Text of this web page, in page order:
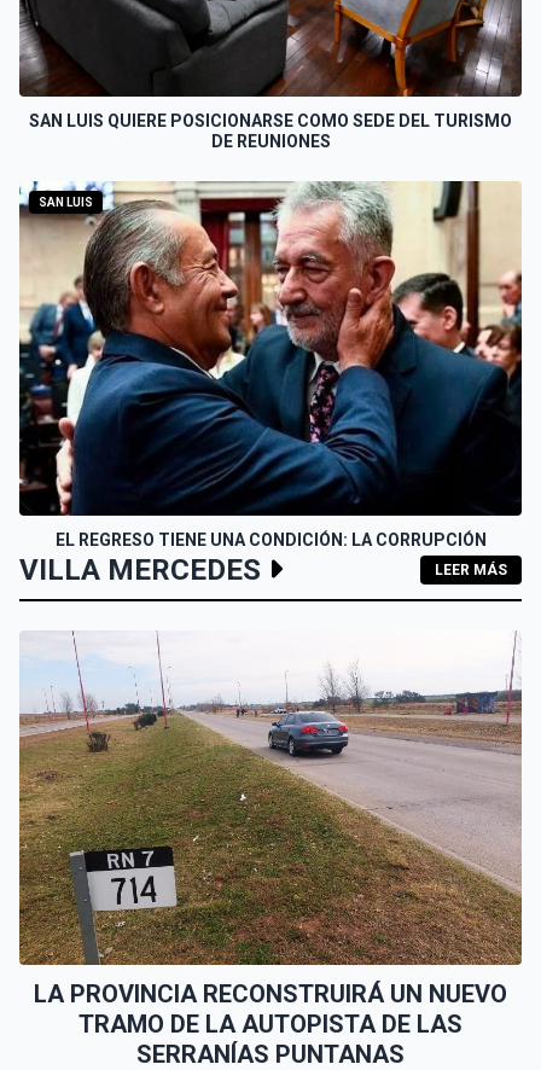
SAN LUIS QUIERE POSICIONARSE COMO SEDE DEL TURISMO
DE REUNIONES
SAN LUIS
EL REGRESO TIENE UNA CONDICIÓN: LA CORRUPCIÓN
VILLA MERCEDES LEER MÁS
LA PROVINCIA RECONSTRUIRÁ UN NUEVO
TRAMO DE LA AUTOPISTA DE LAS
SERRANÍAS PUNTANAS